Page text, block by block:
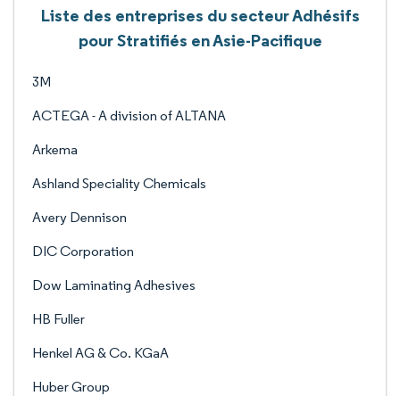
Liste des entreprises du secteur Adhésifs
pour Stratifiés en Asie-Pacifique
3M
ACTEGA - A division of ALTANA
Arkema
Ashland Speciality Chemicals
Avery Dennison
DIC Corporation
Dow Laminating Adhesives
HB Fuller
Henkel AG & Co. KGaA
Huber Group